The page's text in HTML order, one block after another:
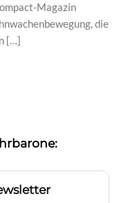
Magazin
die
[…]